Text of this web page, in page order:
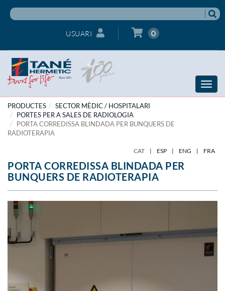
USUARI 0
Toggle
PRODUCTES
SECTOR MÈDIC / HOSPITALARI
PORTES PER A SALES DE RADIOLOGIA
PORTA CORREDISSA BLINDADA PER BUNQUERS DE
RADIOTERAPIA
CAT | ESP | ENG | FRA
PORTA CORREDISSA BLINDADA PER
BUNQUERS DE RADIOTERAPIA